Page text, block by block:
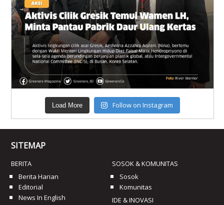
Load More Follow on Instagram
SITEMAP
BERITA
Berita Harian
Editorial
News In English
SOSOK & KOMUNITAS
Sosok
Komunitas
IDE & INOVASI